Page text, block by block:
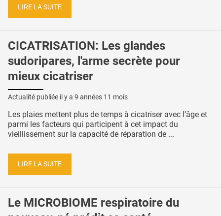
LIRE LA SUITE
CICATRISATION: Les glandes
sudoripares, l'arme secrète pour
mieux cicatriser
Actualité publiée il y a 9 années 11 mois
Les plaies mettent plus de temps à cicatriser avec l’âge et
parmi les facteurs qui participent à cet impact du
vieillissement sur la capacité de réparation de ...
LIRE LA SUITE
Le MICROBIOME respiratoire du